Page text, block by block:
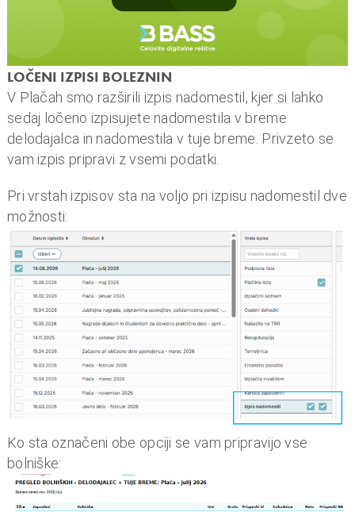
i
o
b
č
,
o
u
a
i
LOČENI IZPISI BOLEZNIN
V Plačah smo razširili izpis nadomestil, kjer si lahko
sedaj ločeno izpisujete nadomestila v breme
delodajalca in nadomestila v tuje breme. Privzeto se
vam izpis pripravi z vsemi podatki.
Pri vrstah izpisov sta na voljo pri izpisu nadomestil dve
možnosti:
Ko sta označeni obe opciji se vam pripravijo vse
bolniške: